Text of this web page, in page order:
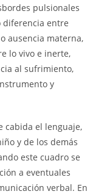
pulsionales
diferencia entre
ausencia materna,
lo vivo e inerte,
al sufrimiento,
y
cabida el lenguaje,
y de los demás
este cuadro se
a eventuales
verbal. En